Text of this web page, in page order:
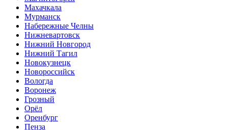
Махачкала
Мурманск
Набережные Челны
Нижневартовск
Нижний Новгород
Нижний Тагил
Новокузнецк
Новороссийск
Вологда
Воронеж
Грозный
Орёл
Оренбург
Пенза